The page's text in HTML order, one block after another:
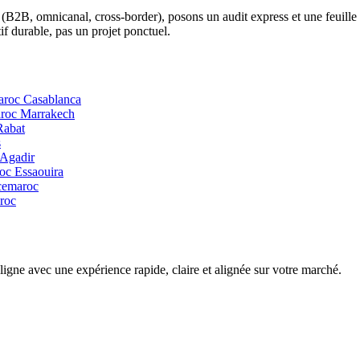
omnicanal, cross-border), posons un audit express et une
durable, pas un projet ponctuel.
Casablanca
Marrakech
Agadir
Essaouira
avec une expérience rapide, claire et alignée sur votre marché.